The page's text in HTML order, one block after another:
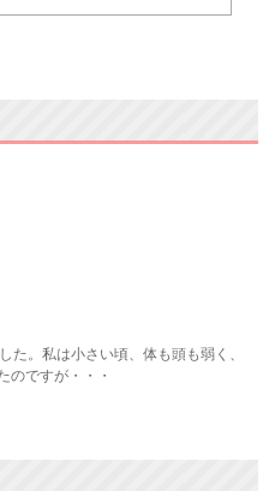
た。私は小さい頃、体も頭も弱く、
のですが・・・